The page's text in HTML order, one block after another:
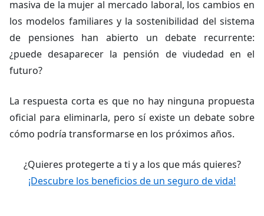
masiva de la mujer al mercado laboral, los cambios en
los modelos familiares y la sostenibilidad del sistema
de pensiones han abierto un debate recurrente:
¿puede desaparecer la pensión de viudedad en el
futuro?
La respuesta corta es que no hay ninguna propuesta
oficial para eliminarla, pero sí existe un debate sobre
cómo podría transformarse en los próximos años.
¿Quieres protegerte a ti y a los que más quieres?
¡Descubre los beneficios de un seguro de vida!